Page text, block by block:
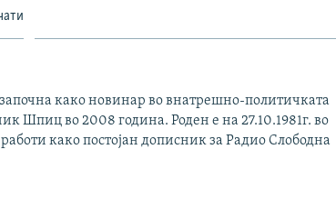
како новинар во внатрешно-политичката
Шпиц во 2008 година. Роден е на 27.10.1981г. во
како постојан дописник за Радио Слободна